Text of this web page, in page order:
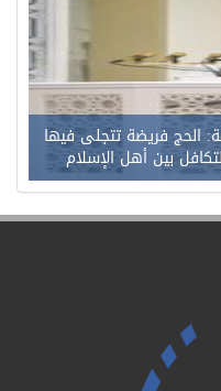
الحج فريضة تتجلى فيها
بين أهل الإسلام